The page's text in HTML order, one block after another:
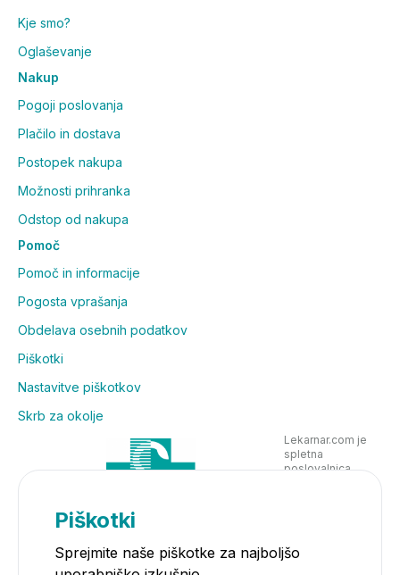
Kje smo?
Oglaševanje
Nakup
Pogoji poslovanja
Plačilo in dostava
Postopek nakupa
Možnosti prihranka
Odstop od nakupa
Pomoč
Pomoč in informacije
Pogosta vprašanja
Obdelava osebnih podatkov
Piškotki
Nastavitve piškotkov
Skrb za okolje
Lekarnar.com je
spletna
poslovalnica
Piškotki
Sprejmite naše piškotke za najboljšo